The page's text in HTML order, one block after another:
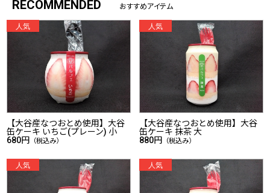
RECOMMENDED おすすめアイテム
【大谷産なつおとめ使用】大谷
缶ケーキ いちご(プレーン) 小
680円
（税込み）
【大谷産なつおとめ使用】大谷
缶ケーキ 抹茶 大
880円
（税込み）